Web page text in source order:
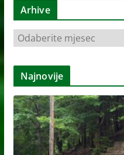
Arhive
r
h
v
e
Najnovije